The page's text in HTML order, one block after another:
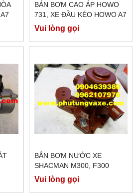
BÁN BƠM CAO ÁP HOWO
731, XE ĐẦU KÉO HOWO A7
375, HOWO A7 420 PS
Vui lòng gọi
BÂN BƠM NƯỚC XE
SHACMAN M300, F300
CÔNG XUAASTS 380 PS
Vui lòng gọi